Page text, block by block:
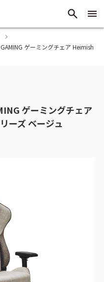
ゲーミングチェア Heimish
ゲーミングチェア
ーズ ベージュ